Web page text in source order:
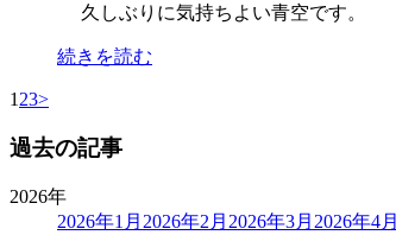
久しぶりに気持ちよい青空です。
続きを読む
1 23>
過去の記事
2026年
2026年1月 2026年2月 2026年3月 2026年4月